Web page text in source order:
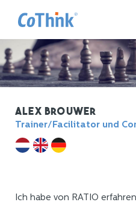
Alex Brouwer
Trainer/Facilitator und
Ich habe von RATIO